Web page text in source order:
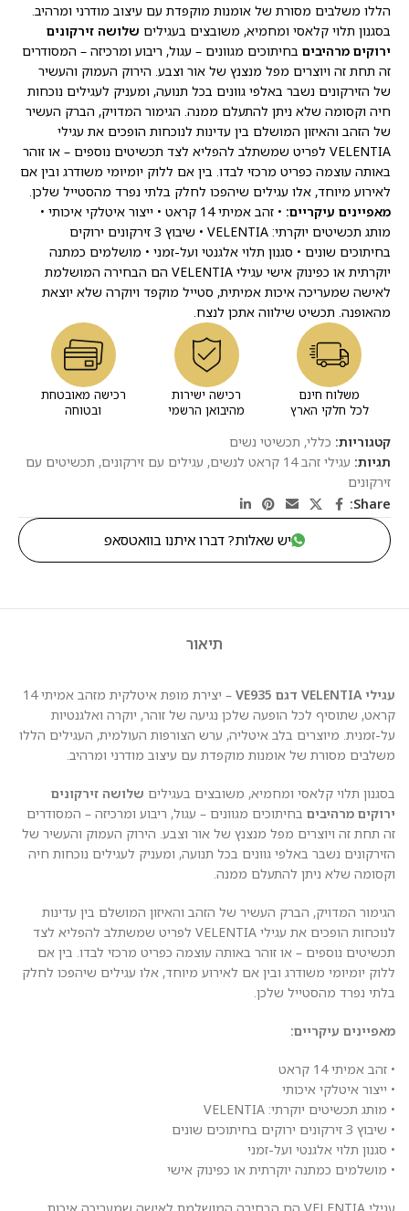
הללו משלבים מסורת של אומנות מוקפדת עם עיצוב מודרני ומרהיב.
בסגנון תלוי קלאסי ומחמיא, משובצים בעגילים שלושה זירקונים
ירוקים מרהיבים בחיתוכים מגוונים – עגול, ריבוע ומרכיזה – המסודרים
זה תחת זה ויוצרים מפל מנצנץ של אור וצבע. הירוק העמוק והעשיר
של הזירקונים נשבר באלפי גוונים בכל תנועה, ומעניק לעגילים נוכחות
חיה וקסומה שלא ניתן להתעלם ממנה. הגימור המדויק, הברק העשיר
של הזהב והאיזון המושלם בין עדינות לנוכחות הופכים את עגילי
VELENTIA לפריט שמשתלב להפליא לצד תכשיטים נוספים – או זוהר
באותה עוצמה כפריט מרכזי לבדו. בין אם ללוק יומיומי משודרג ובין אם
לאירוע מיוחד, אלו עגילים שיהפכו לחלק בלתי נפרד מהסטייל שלכן.
מאפיינים עיקריים:
• זהב אמיתי 14 קראט • ייצור איטלקי איכותי •
מותג תכשיטים יוקרתי: VELENTIA • שיבוץ 3 זירקונים ירוקים
בחיתוכים שונים • סגנון תלוי אלגנטי ועל-זמני • מושלמים כמתנה
יוקרתית או כפינוק אישי עגילי VELENTIA הם הבחירה המושלמת
לאישה שמעריכה איכות אמיתית, סטייל מוקפד ויוקרה שלא יוצאת
מהאופנה. תכשיט שילווה אתכן לנצח.
משלוח חינם
לכל חלקי הארץ
רכישה ישירות
מהיבואן הרשמי
רכישה מאובטחת
ובטוחה
קטגוריות: כללי, תכשיטי נשים
תגיות: עגילי זהב 14 קראט לנשים , עגילים עם זירקונים, תכשיטים עם
זירקונים
Share:
יש שאלות? דברו איתנו בוואטסאפ
תיאור
עגילי VELENTIA דגם VE935
– יצירת מופת איטלקית מזהב אמיתי 14
קראט, שתוסיף לכל הופעה שלכן נגיעה של זוהר, יוקרה ואלגנטיות
על-זמנית. מיוצרים בלב איטליה, ערש הצורפות העולמית, העגילים הללו
משלבים מסורת של אומנות מוקפדת עם עיצוב מודרני ומרהיב.
בסגנון תלוי קלאסי ומחמיא, משובצים בעגילים שלושה זירקונים
ירוקים מרהיבים בחיתוכים מגוונים – עגול, ריבוע ומרכיזה – המסודרים
זה תחת זה ויוצרים מפל מנצנץ של אור וצבע. הירוק העמוק והעשיר של
הזירקונים נשבר באלפי גוונים בכל תנועה, ומעניק לעגילים נוכחות חיה
וקסומה שלא ניתן להתעלם ממנה.
הגימור המדויק, הברק העשיר של הזהב והאיזון המושלם בין עדינות
לנוכחות הופכים את עגילי VELENTIA לפריט שמשתלב להפליא לצד
תכשיטים נוספים – או זוהר באותה עוצמה כפריט מרכזי לבדו. בין אם
ללוק יומיומי משודרג ובין אם לאירוע מיוחד, אלו עגילים שיהפכו לחלק
בלתי נפרד מהסטייל שלכן.
מאפיינים עיקריים:
• זהב אמיתי 14 קראט
• ייצור איטלקי איכותי
• מותג תכשיטים יוקרתי: VELENTIA
• שיבוץ 3 זירקונים ירוקים בחיתוכים שונים
• סגנון תלוי אלגנטי ועל-זמני
• מושלמים כמתנה יוקרתית או כפינוק אישי